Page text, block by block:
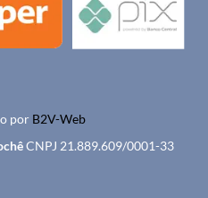
por B2V-Web
CNPJ 21.889.609/0001-33